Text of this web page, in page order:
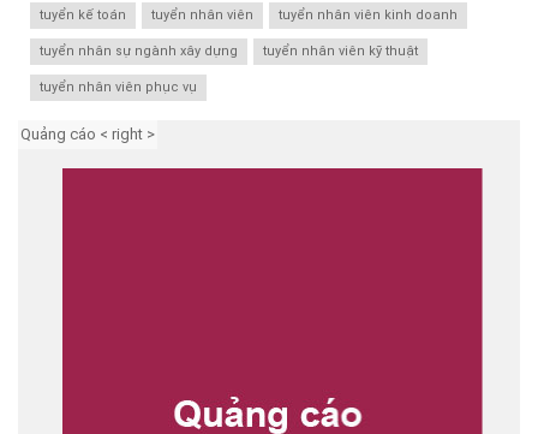
tuyển kế toán tuyển nhân viên tuyển nhân viên kinh doanh
tuyển nhân sự ngành xây dựng tuyển nhân viên kỹ thuật
tuyển nhân viên phục vụ
Quảng cáo < right >